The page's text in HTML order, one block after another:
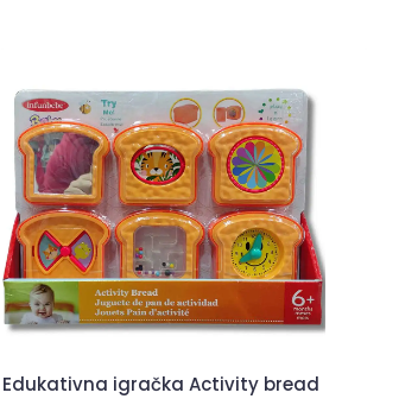
Edukativna igračka Activity bread